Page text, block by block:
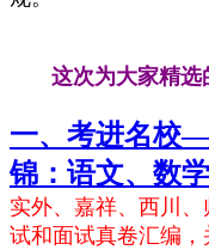
这次为大家精选
一、考进名校
锦：语文、数学
实外、嘉祥、西川
试和面试真卷汇编